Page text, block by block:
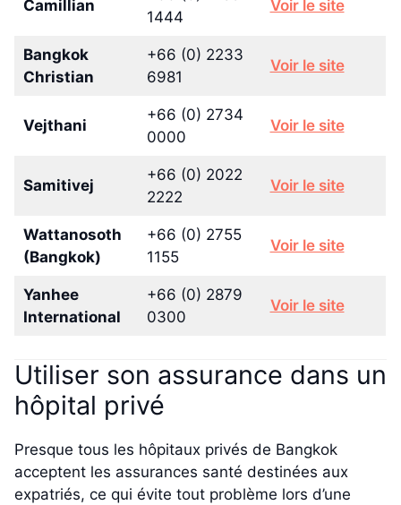
Camillian
1444
Voir le site
Bangkok
Christian
+66 (0) 2233
6981
Voir le site
Vejthani
+66 (0) 2734
0000
Voir le site
Samitivej
+66 (0) 2022
2222
Voir le site
Wattanosoth
(Bangkok)
+66 (0) 2755
1155
Voir le site
Yanhee
International
+66 (0) 2879
0300
Voir le site
Utiliser son assurance dans un
hôpital privé
Presque tous les hôpitaux privés de Bangkok
acceptent les assurances santé destinées aux
expatriés, ce qui évite tout problème lors d’une